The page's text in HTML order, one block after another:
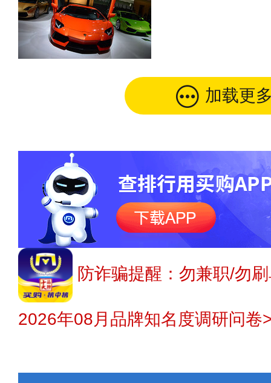
加载更
防诈骗提醒：勿兼职/勿
2026年08月品牌知名度调研问卷